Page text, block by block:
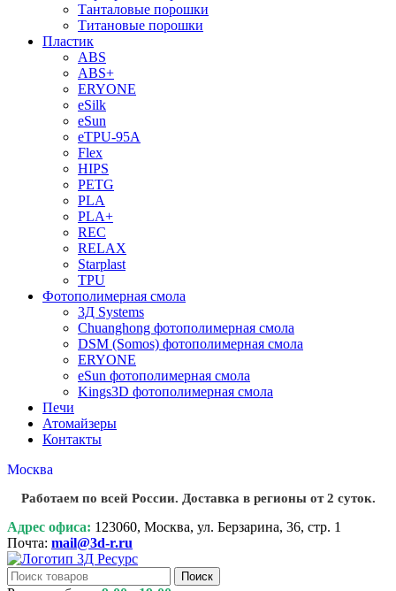
Танталовые порошки
Титановые порошки
Пластик
ABS
ABS+
ERYONE
eSilk
eSun
eTPU-95A
Flex
HIPS
PETG
PLA
PLA+
REC
RELAX
Starplast
TPU
Фотополимерная смола
3Д Systems
Chuanghong фотополимерная смола
DSM (Somos) фотополимерная смола
ERYONE
eSun фотополимерная смола
Kings3D фотополимерная смола
Печи
Атомайзеры
Контакты
Москва
Работаем по всей России. Доставка в регионы от 2 суток.
Адрес офиса: 123060, Москва, ул. Берзарина, 36, стр. 1
Почта: mail@3d-r.ru
Поиск